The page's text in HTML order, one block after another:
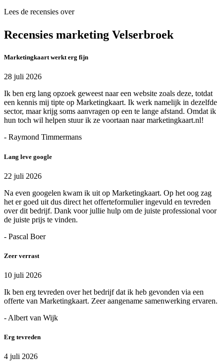
Lees de recensies over
Recensies marketing Velserbroek
Marketingkaart werkt erg fijn
28 juli 2026
Ik ben erg lang opzoek geweest naar een website zoals deze, totdat
een kennis mij tipte op Marketingkaart. Ik werk namelijk in dezelfde
sector, maar krijg soms aanvragen op een te lange afstand. Omdat ik
hun toch wil helpen stuur ik ze voortaan naar marketingkaart.nl!
- Raymond Timmermans
Lang leve google
22 juli 2026
Na even googelen kwam ik uit op Marketingkaart. Op het oog zag
het er goed uit dus direct het offerteformulier ingevuld en tevreden
over dit bedrijf. Dank voor jullie hulp om de juiste professional voor
de juiste prijs te vinden.
- Pascal Boer
Zeer verrast
10 juli 2026
Ik ben erg tevreden over het bedrijf dat ik heb gevonden via een
offerte van Marketingkaart. Zeer aangename samenwerking ervaren.
- Albert van Wijk
Erg tevreden
4 juli 2026